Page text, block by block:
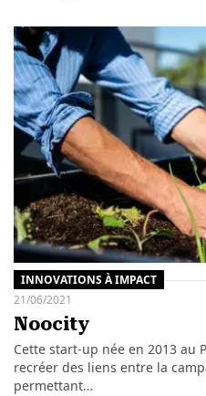
INNOVATIONS À IMPACT
21/06/2021
Noocity
Cette start-up née en 2013 au
recréer des liens entre la
permettant…